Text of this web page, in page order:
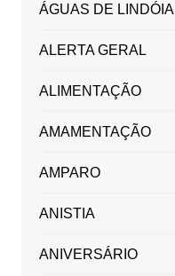
ÁGUAS DE LINDÓIA
ALERTA GERAL
ALIMENTAÇÃO
AMAMENTAÇÃO
AMPARO
ANISTIA
ANIVERSÁRIO